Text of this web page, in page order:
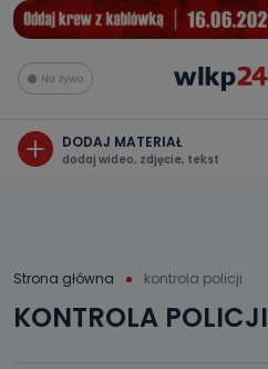
Na żywo
DODAJ MATERIAŁ
dodaj wideo, zdjęcie, tekst
Strona główna kontrola policji
KONTROLA POLICJI